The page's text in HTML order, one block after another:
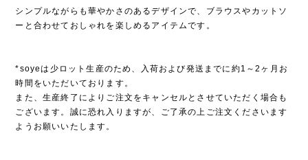
シンプルながらも華やかさのあるデザインで、ブラウスやカットソ
ーと合わせておしゃれを楽しめるアイテムです。
*soyeは少ロット生産のため、入荷および発送までに約1～2ヶ月お
時間をいただいております。
また、生産終了によりご注文をキャンセルとさせていただく場合も
ございます。誠に恐れ入りますが、ご了承の上ご注文くださいます
ようお願いいたします。